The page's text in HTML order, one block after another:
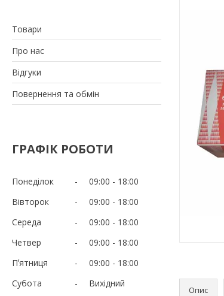
Товари
Про нас
Відгуки
Повернення та обмін
ГРАФІК РОБОТИ
Понеділок 09:00
18:00
Вівторок
09:00
18:00
Середа
09:00
18:00
Четвер
09:00
18:00
Пʼятниця
09:00
18:00
Субота
Вихідний
Опис